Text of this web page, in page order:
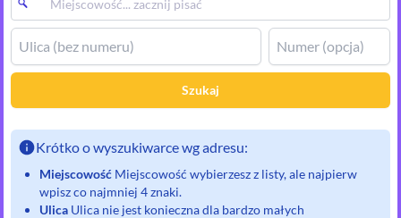
Szukaj
Krótko o wyszukiwarce wg adresu:
Miejscowość Miejscowość wybierzesz z listy, ale najpierw
wpisz co najmniej 4 znaki.
Ulica Ulica nie jest konieczna dla bardzo małych